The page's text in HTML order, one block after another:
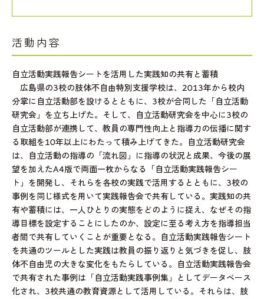
活動内容
自立活動実践報告シートを活用した実践知の共有と蓄積
広島県の3校の肢体不自由特別支援学校は、2013年から校内
分掌に自立活動部を設けるとともに、3校が合同した「自立活動
研究会」を立ち上げた。そして、自立活動研究会を中心に3校の
自立活動部が連携して、教員の専門性向上と指導力の伝播に関す
る取組を10年以上にわたって積み上げてきた。自立活動研究会
は、自立活動の指導の「流れ図」に指導の状況と成果、今後の展
望を加えたA4版で両面一枚からなる「自立活動実践報告シー
ト」を開発し、それらを各校の実践で活用するとともに、3校の
事例を同じ様式を用いて実践報告会で共有している。実践知の共
有や蓄積には、一人ひとりの実態をどのように捉え、なぜその指
導目標を設定することにしたのか、設定に至る考え方を指導担当
者間で共有していくことが重要となる。自立活動実践報告シート
を共通のツールとした実践は教員の振り返りと気づきを促し、肢
体不自由児の大きな変化をもたらしている。自立活動実践報告会
で共有された事例は「自立活動実践事例集」としてデータベース
化され、3校共通の教育資源として活用している。それらは、肢